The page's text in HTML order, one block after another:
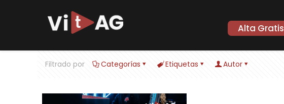
Alta Gratis
Filtrado por Categorías Etiquetas Autor